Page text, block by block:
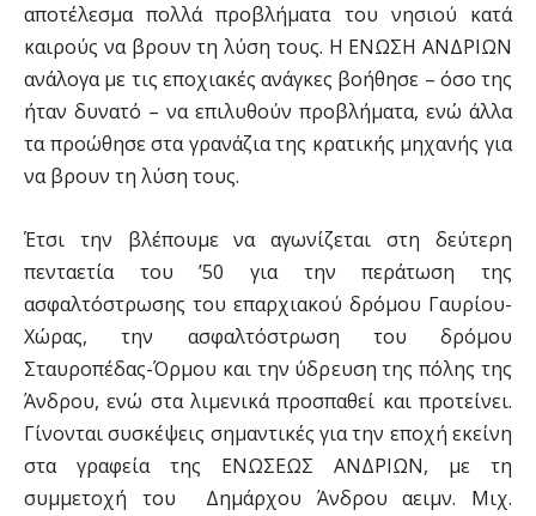
αποτέλεσμα πολλά προβλήματα του νησιού κατά
καιρούς να βρουν τη λύση τους. Η ΕΝΩΣΗ ΑΝΔΡΙΩΝ
ανάλογα με τις εποχιακές ανάγκες βοήθησε – όσο της
ήταν δυνατό – να επιλυθούν προβλήματα, ενώ άλλα
τα προώθησε στα γρανάζια της κρατικής μηχανής για
να βρουν τη λύση τους.
Έτσι την βλέπουμε να αγωνίζεται στη δεύτερη
πενταετία του ’50 για την περάτωση της
ασφαλτόστρωσης του επαρχιακού δρόμου Γαυρίου-
Χώρας, την ασφαλτόστρωση του δρόμου
Σταυροπέδας-Όρμου και την ύδρευση της πόλης της
Άνδρου, ενώ στα λιμενικά προσπαθεί και προτείνει.
Γίνονται συσκέψεις σημαντικές για την εποχή εκείνη
στα γραφεία της ΕΝΩΣΕΩΣ ΑΝΔΡΙΩΝ, με τη
συμμετοχή του Δημάρχου Άνδρου αειμν. Μιχ.